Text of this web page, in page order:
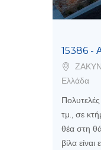
15386 -
Ελλάδα
τμ., σε
θέα στη
βίλα είναι